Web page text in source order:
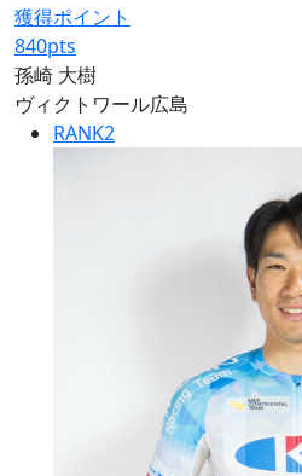
獲得ポイント
840pts
孫崎 大樹
ヴィクトワール広島
RANK2